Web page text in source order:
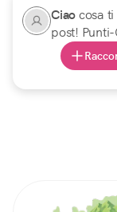
Ciaocosa
post!